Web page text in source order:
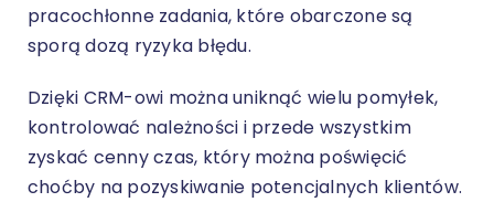
pracochłonne zadania, które obarczone są
sporą dozą ryzyka błędu.
Dzięki CRM-owi można uniknąć wielu pomyłek,
kontrolować należności i przede wszystkim
zyskać cenny czas, który można poświęcić
choćby na pozyskiwanie potencjalnych klientów.